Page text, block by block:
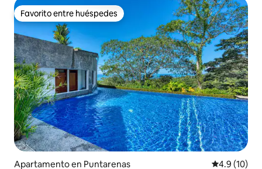
Favorito entre huéspedes
Favorito entre huéspedes
Apartamento en Puntarenas Calificación
4.9 (10)